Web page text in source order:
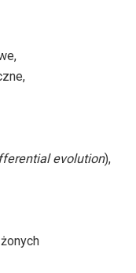
evolution),